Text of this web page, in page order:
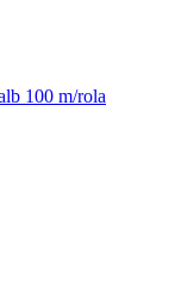
100 m/rola